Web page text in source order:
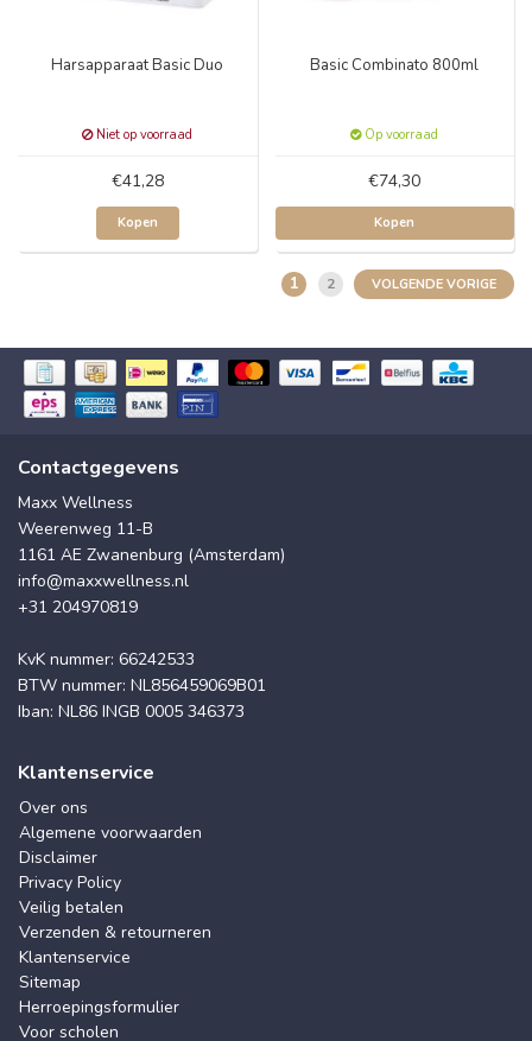
Harsapparaat Basic Duo
Niet op voorraad
€41,28
Kopen
Basic Combinato 800ml
Op voorraad
€74,30
Kopen
1 2 VOLGENDE VORIGE
Contactgegevens
Maxx Wellness
Weerenweg 11-B
1161 AE Zwanenburg (Amsterdam)
info@maxxwellness.nl
+31 204970819
KvK nummer: 66242533
BTW nummer: NL856459069B01
Iban: NL86 INGB 0005 346373
Klantenservice
Over ons
Algemene voorwaarden
Disclaimer
Privacy Policy
Veilig betalen
Verzenden & retourneren
Klantenservice
Sitemap
Herroepingsformulier
Voor scholen